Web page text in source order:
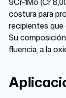
costura para
recipientes que
Su
fluencia, a la